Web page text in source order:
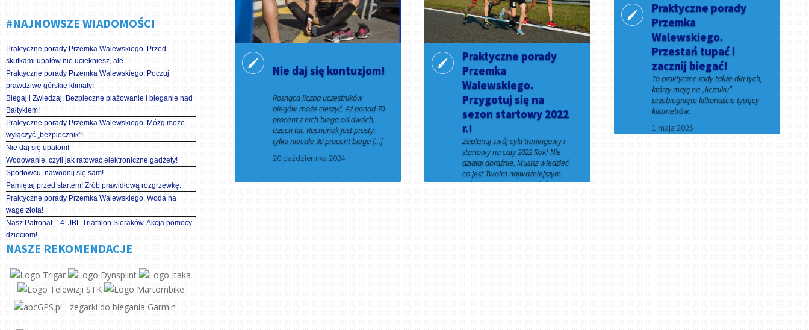
#NAJNOWSZE WIADOMOŚCI
Praktyczne porady Przemka Walewskiego. Przed
skutkami upałów nie uciekniesz, ale …
Praktyczne porady Przemka Walewskiego. Poczuj
prawdziwe górskie klimaty!
Biegaj i Zwiedzaj. Bezpieczne plażowanie i bieganie nad
Bałtykiem!
Praktyczne porady Przemka Walewskiego. Mózg może
wyłączyć „bezpiecznik”!
Nie daj się upałom!
Wodowanie, czyli jak ratować elektroniczne gadżety!
Sportowcu, nawodnij się sam!
Pamiętaj przed startem! Zrób prawidłową rozgrzewkę.
Praktyczne porady Przemka Walewskiego. Woda na
wagę złota!
Nasz Patronat. 14. JBL Triathlon Sieraków. Akcja pomocy
dzieciom!
NASZE REKOMENDACJE
Praktyczne porady
Przemka
Walewskiego.
Przestań tupać i
zacznij biegać!
To praktyczne rady także dla tych,
którzy mają na „liczniku”
przebiegnięte kilkanaście tysięcy
kilometrów.
1 maja 2025
Nie daj się kontuzjom!
Rosnąca liczba uczestników
biegów może cieszyć. Aż ponad 70
procent z nich biega od dwóch,
trzech lat. Rachunek jest prosty:
tylko niecałe 30 procent biega [...]
20 października 2024
Praktyczne porady
Przemka
Walewskiego.
Przygotuj się na
sezon startowy 2022
r.!
Zaplanuj swój cykl treningowy i
startowy na cały 2022 Rok! Nie
działaj doraźnie. Musisz wiedzieć
co jest Twoim najważniejszym
celem, a jakie starty w [...]